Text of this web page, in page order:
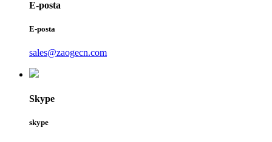
E-posta
E-posta
sales@zaogecn.com
Skype
skype